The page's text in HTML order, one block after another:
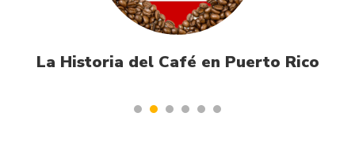
La Historia del Café en Puerto Rico